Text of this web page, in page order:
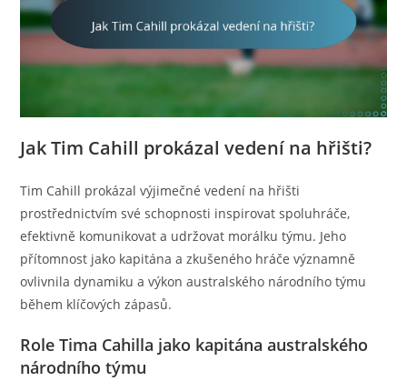
Jak Tim Cahill prokázal vedení na hřišti?
Tim Cahill prokázal výjimečné vedení na hřišti
prostřednictvím své schopnosti inspirovat spoluhráče,
efektivně komunikovat a udržovat morálku týmu. Jeho
přítomnost jako kapitána a zkušeného hráče významně
ovlivnila dynamiku a výkon australského národního týmu
během klíčových zápasů.
Role Tima Cahilla jako kapitána australského
národního týmu